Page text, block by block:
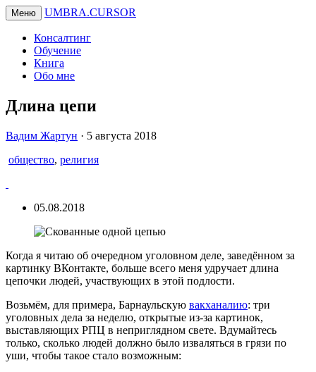
Меню UMBRA.CURSOR
Консалтинг
Обучение
Книга
Обо мне
Длина цепи
Вадим
Вадим Жартун · 5 августа 2018
общество, религия
05.08.2018
Когда я читаю об очередном уголовном деле, заведённом за
картинку ВКонтакте, больше всего меня удручает длина
цепочки людей, участвующих в этой подлости.
Возьмём, для примера, Барнаульскую вакханалию: три
уголовных дела за неделю, открытые из-за картинок,
выставляющих РПЦ в неприглядном свете. Вдумайтесь
только, сколько людей должно было изваляться в грязи по
уши, чтобы такое стало возможным: